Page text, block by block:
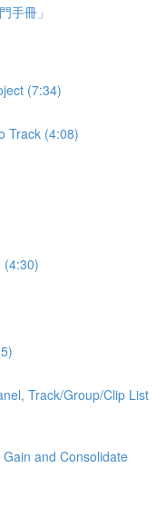
手冊」
(7:34)
Track (4:08)
(4:30)
Track/Group/Clip List
and Consolidate